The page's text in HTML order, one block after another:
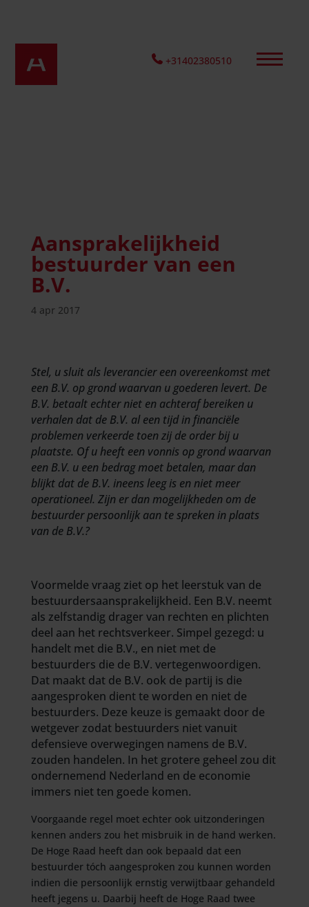
+31402380510
Aansprakelijkheid
bestuurder van een
B.V.
4 apr 2017
Stel, u sluit als leverancier een overeenkomst met
een B.V. op grond waarvan u goederen levert. De
B.V. betaalt echter niet en achteraf bereiken u
verhalen dat de B.V. al een tijd in financiële
problemen verkeerde toen zij de order bij u
plaatste. Of u heeft een vonnis op grond waarvan
een B.V. u een bedrag moet betalen, maar dan
blijkt dat de B.V. ineens leeg is en niet meer
operationeel. Zijn er dan mogelijkheden om de
bestuurder persoonlijk aan te spreken in plaats
van de B.V.?
Voormelde vraag ziet op het leerstuk van de
bestuurdersaansprakelijkheid. Een B.V. neemt
als zelfstandig drager van rechten en plichten
deel aan het rechtsverkeer. Simpel gezegd: u
handelt met die B.V., en niet met de
bestuurders die de B.V. vertegenwoordigen.
Dat maakt dat de B.V. ook de partij is die
aangesproken dient te worden en niet de
bestuurders. Deze keuze is gemaakt door de
wetgever zodat bestuurders niet vanuit
defensieve overwegingen namens de B.V.
zouden handelen. In het grotere geheel zou dit
ondernemend Nederland en de economie
immers niet ten goede komen.
Voorgaande regel moet echter ook uitzonderingen
kennen anders zou het misbruik in de hand werken.
De Hoge Raad heeft dan ook bepaald dat een
bestuurder tóch aangesproken zou kunnen worden
indien die persoonlijk ernstig verwijtbaar gehandeld
heeft jegens u. Daarbij heeft de Hoge Raad twee